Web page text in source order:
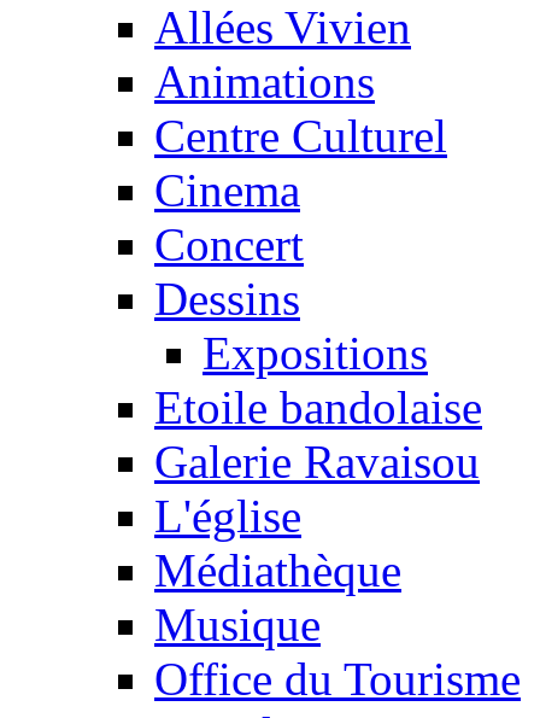
Allées Vivien
Animations
Centre Culturel
Cinema
Concert
Dessins
Expositions
Etoile bandolaise
Galerie Ravaisou
L'église
Médiathèque
Musique
Office du Tourisme